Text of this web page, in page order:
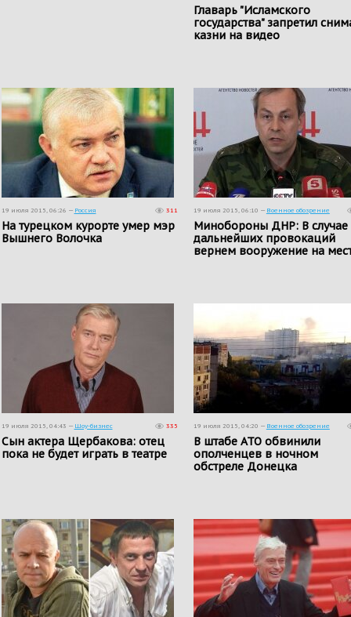
Главарь "Исламского
государства" запретил
казни на видео
19 июля 2015, 06:26 — Россия 311
На турецком курорте умер мэр
Вышнего Волочка
19 июля 2015, 06:10 — Военное обозрение
Минобороны ДНР: В случае
дальнейших провокаций
вернем вооружение на
19 июля 2015, 04:43 — Шоу-бизнес 335
Сын актера Щербакова: отец
пока не будет играть в театре
19 июля 2015, 04:20 — Военное обозрение
В штабе АТО обвинили
ополченцев в ночном
обстреле Донецка